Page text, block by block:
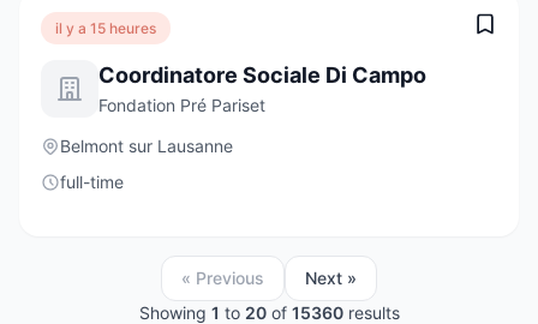
il y a 15 heures
Coordinatore Sociale Di Campo
Fondation Pré Pariset
Belmont sur Lausanne
full-time
« Previous
Next »
Showing 1 to 20of 15360results